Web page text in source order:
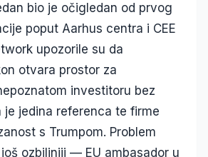
bio je očigledan od prvog
poput Aarhus centra i CEE
upozorile su da
otvara prostor za
investitoru bez
je jedina referenca te firme
s Trumpom. Problem
ozbiljniji — EU ambasador u